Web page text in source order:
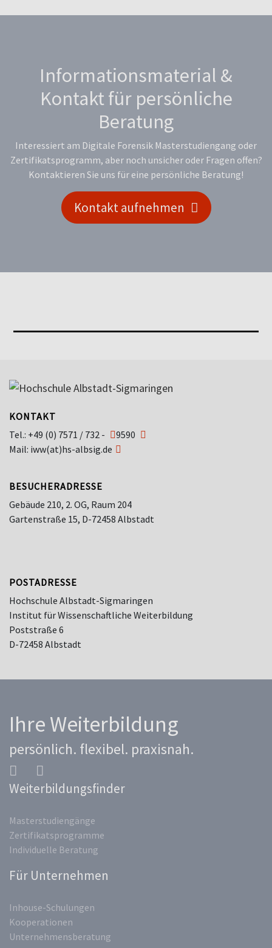
Informationsmaterial &
Kontakt für persönliche
Beratung
Interessiert am Digitale Forensik Masterstudiengang oder
Zertifikatsprogramm, aber noch unsicher oder Fragen offen?
Kontaktieren Sie uns für eine persönliche Beratung!
Kontakt aufnehmen
KONTAKT
Tel.: +49 (0) 7571 / 732 -
9590
Mail: iww(at)hs-albsig.de
BESUCHERADRESSE
Gebäude 210, 2. OG, Raum 204
Gartenstraße 15, D-72458 Albstadt
POSTADRESSE
Hochschule Albstadt-Sigmaringen
Institut für Wissenschaftliche Weiterbildung
Poststraße 6
D-72458 Albstadt
Ihre Weiterbildung
persönlich. flexibel. praxisnah.
Weiterbildungsfinder
Masterstudiengänge
Zertifikatsprogramme
Individuelle Beratung
Für Unternehmen
Inhouse-Schulungen
Kooperationen
Unternehmensberatung